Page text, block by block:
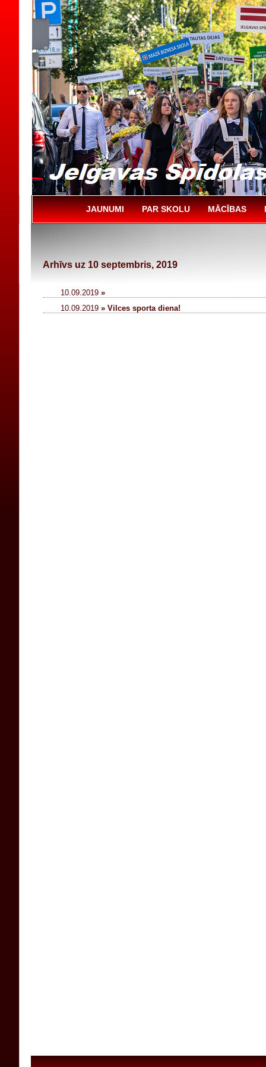
JAUNUMI PAR SKOLU MĀCĪBAS
Arhīvs uz 10 septembris, 2019
10.09.2019»
10.09.2019» Vilces sporta diena!